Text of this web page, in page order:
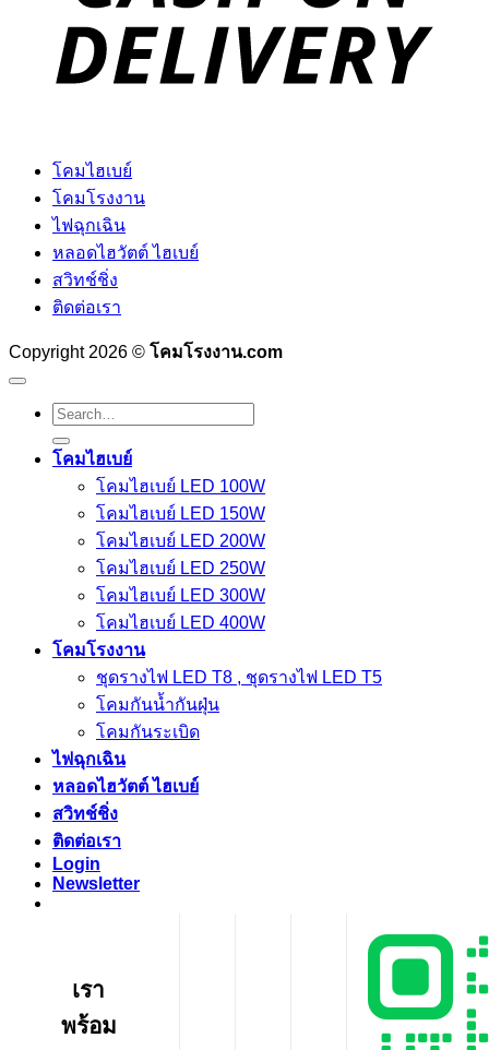
โคมไฮเบย์
โคมโรงงาน
ไฟฉุกเฉิน
หลอดไฮวัตต์ ไฮเบย์
สวิทช์ชิ่ง
ติดต่อเรา
Copyright 2026 © โคมโรงงาน.com
Search
for:
โคมไฮเบย์
โคมไฮเบย์ LED 100W
โคมไฮเบย์ LED 150W
โคมไฮเบย์ LED 200W
โคมไฮเบย์ LED 250W
โคมไฮเบย์ LED 300W
โคมไฮเบย์ LED 400W
โคมโรงงาน
ชุดรางไฟ LED T8 , ชุดรางไฟ LED T5
โคมกันน้ำกันฝุ่น
โคมกันระเบิด
ไฟฉุกเฉิน
หลอดไฮวัตต์ ไฮเบย์
สวิทช์ชิ่ง
ติดต่อเรา
Login
Newsletter
เรา
พร้อม